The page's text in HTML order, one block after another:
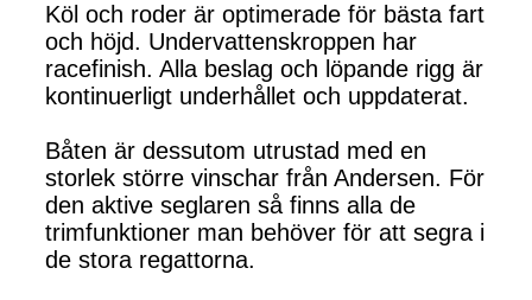
Köl och roder är optimerade för bästa fart
och höjd. Undervattenskroppen har
racefinish. Alla beslag och löpande rigg är
kontinuerligt underhållet och uppdaterat.
Båten är dessutom utrustad med en
storlek större vinschar från Andersen. För
den aktive seglaren så finns alla de
trimfunktioner man behöver för att segra i
de stora regattorna.